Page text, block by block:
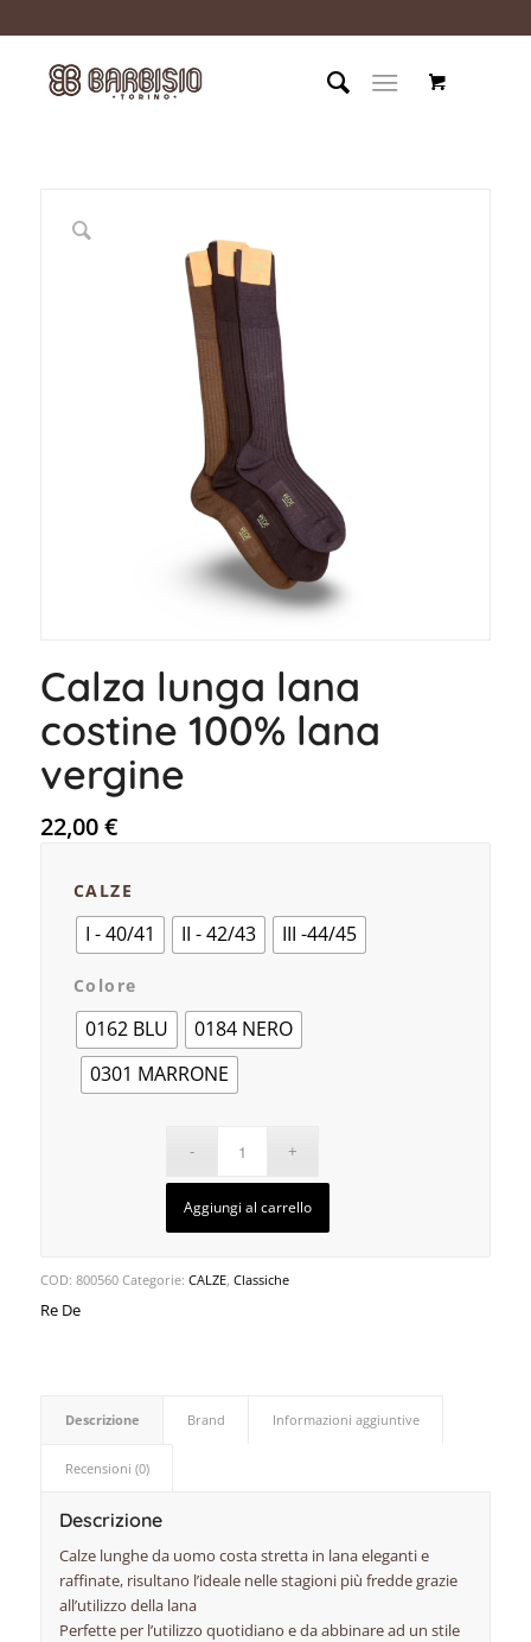
Calza lunga lana
costine 100% lana
vergine
22,00€
CALZE
I - 40/41 II - 42/43 III -44/45
Colore
0162 BLU
0184 NERO
0301 MARRONE
Aggiungi al carrello
COD: 800560 Categorie: CALZE, Classiche
Re De
Descrizione Brand Informazioni aggiuntive
Recensioni (0)
Descrizione
Calze lunghe da uomo costa stretta in lana eleganti e
raffinate, risultano l’ideale nelle stagioni più fredde grazie
all’utilizzo della lana
Perfette per l’utilizzo quotidiano e da abbinare ad un stile